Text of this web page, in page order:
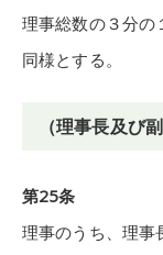
理事総数の３分の
同様とする。
（理事長及び
第25条
理事のうち、理事